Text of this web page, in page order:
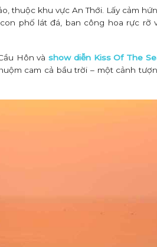
thuộc khu vực An Thới. Lấy cảm
phố lát đá, ban công hoa rực rỡ
Hôn vàshow diễn Kiss Of The
cam cả bầu trời – một cảnh